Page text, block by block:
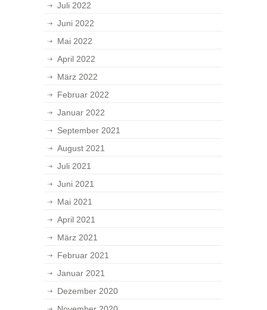
Juli 2022
Juni 2022
Mai 2022
April 2022
März 2022
Februar 2022
Januar 2022
September 2021
August 2021
Juli 2021
Juni 2021
Mai 2021
April 2021
März 2021
Februar 2021
Januar 2021
Dezember 2020